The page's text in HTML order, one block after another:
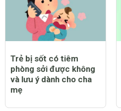
Trẻ bị sốt có tiêm
phòng sởi được không
và lưu ý dành cho cha
mẹ